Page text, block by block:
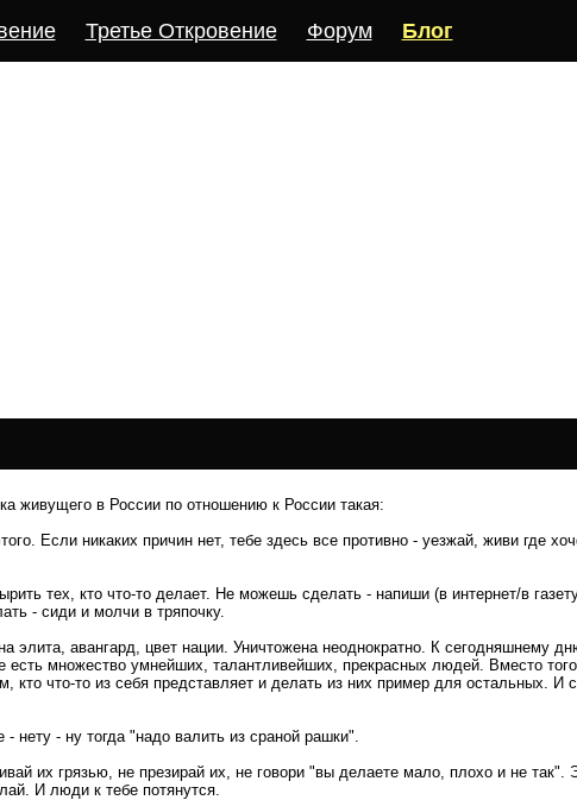
Третье Откровение Форум Блог
живущего в России по отношению к России такая:
Если никаких причин нет, тебе здесь все противно - уезжай, живи где
тех, кто что-то делает. Не можешь сделать - напиши (в интернет/в
- сиди и молчи в тряпочку.
авангард, цвет нации. Уничтожена неоднократно. К сегодняшнему
множество умнейших, талантливейших, прекрасных людей. Вместо
кто что-то из себя представляет и делать из них пример для остальных. И
- ну тогда "надо валить из сраной рашки".
их грязью, не презирай их, не говори "вы делаете мало, плохо и не так".
И люди к тебе потянутся.